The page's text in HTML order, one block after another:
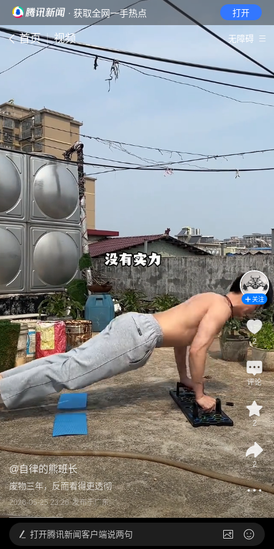
· 获取全网一手热点 打开
首页 视频 无障碍
@自律的熊班长
废物三年，反而看得更透彻
2026-05-25 23:26 发布于广东
关注
2
评论
2
2
打开腾讯新闻客户端说两句